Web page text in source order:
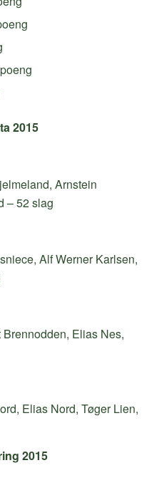
2015
Arnstein
– 52 slag
Alf Werner Karlsen,
Elias Nes,
Elias Nord, Tøger Lien,
2015